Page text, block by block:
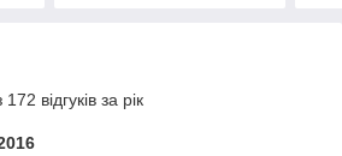
відгуків за рік